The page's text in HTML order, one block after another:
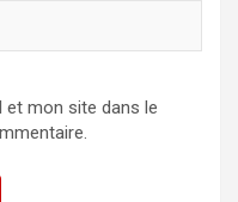
et mon site dans le